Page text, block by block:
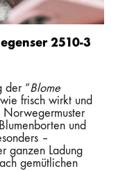
2510-3
der “Blome
frisch wirkt und
Norwegermuster
und
–
ganzen Ladung
gemütlichen